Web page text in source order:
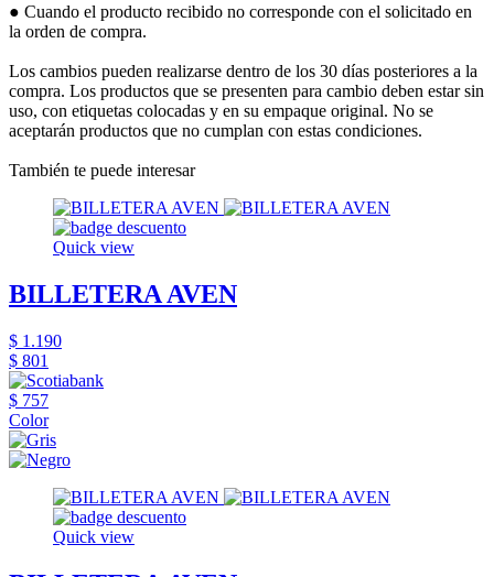
● Cuando el producto recibido no corresponde con el solicitado en
la orden de compra.
Los cambios pueden realizarse dentro de los 30 días posteriores a la
compra. Los productos que se presenten para cambio deben estar sin
uso, con etiquetas colocadas y en su empaque original. No se
aceptarán productos que no cumplan con estas condiciones.
También te puede interesar
Quick view
BILLETERA AVEN
$ 1.190
$ 801
$ 757
Color
Quick view